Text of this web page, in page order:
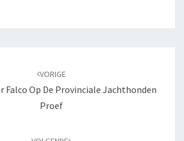
VORIGE
Falco Op De Provinciale Jachthonden
Proef